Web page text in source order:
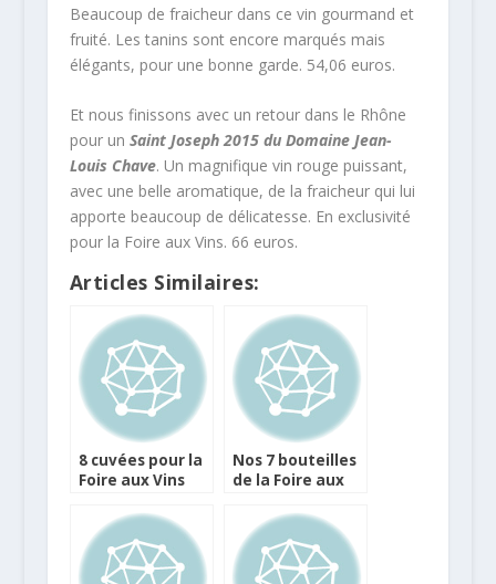
Beaucoup de fraicheur dans ce vin gourmand et
fruité. Les tanins sont encore marqués mais
élégants, pour une bonne garde. 54,06 euros.
Et nous finissons avec un retour dans le Rhône
pour un Saint Joseph 2015 du Domaine Jean-
Louis Chave. Un magnifique vin rouge puissant,
avec une belle aromatique, de la fraicheur qui lui
apporte beaucoup de délicatesse. En exclusivité
pour la Foire aux Vins. 66 euros.
Articles Similaires:
8 cuvées pour la
Foire aux Vins
Carrefour
Nos 7 bouteilles
de la Foire aux